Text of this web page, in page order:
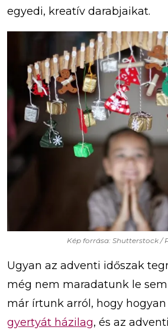
egyedi, kreatív darabjaikat.
Kép forrása: Shutterstock /
Ugyan az adventi időszak
még nem maradatunk le
már írtunk arról, hogy
gyertyát házilag, és az